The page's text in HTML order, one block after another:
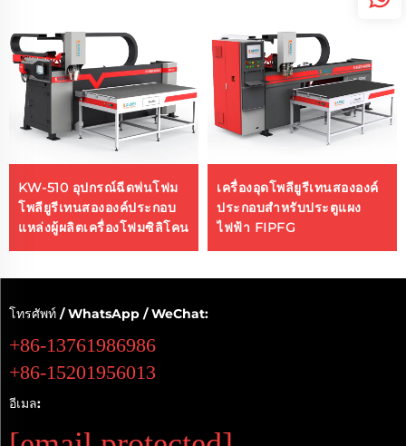
KW-510 อุปกรณ์ฉีดพ่นโฟม
โพลียูรีเทนสององค์ประกอบ
แหล่งผู้ผลิตเครื่องโฟมซิลิโคน
เครื่องอุดโพลียูรีเทนสององค์
ประกอบสำหรับประตูแผง
ไฟฟ้า FIPFG
โทรศัพท์ / WhatsApp / WeChat:
+86-13761986986
+86-15201956013
อีเมล: